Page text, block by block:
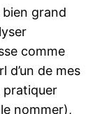
bien grand
comme
d’un de mes
pratiquer
nommer),